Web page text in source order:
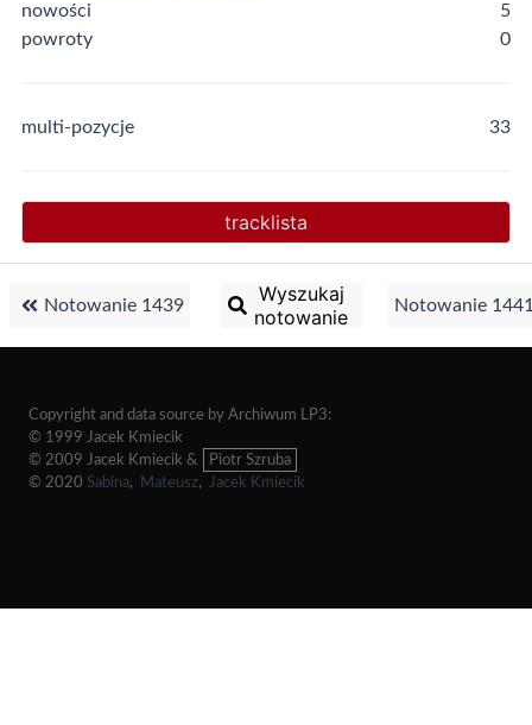
nowości
5
powroty
0
multi-pozycje 33
tracklista
Notowanie 1439
Wyszukaj
notowanie
Notowanie
Copyright and data source by Archiwum LP3:
© 1999 Jacek Kmiecik
© 2009 Jacek Kmiecik &
Piotr Szruba
© 2020 Sabina, Mateusz, Jacek Kmiecik